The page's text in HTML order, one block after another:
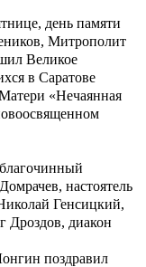
день памяти
Митрополит
Великое
в Саратове
«Нечаянная
настоятель
Генсицкий,
Дроздов, диакон
поздравил